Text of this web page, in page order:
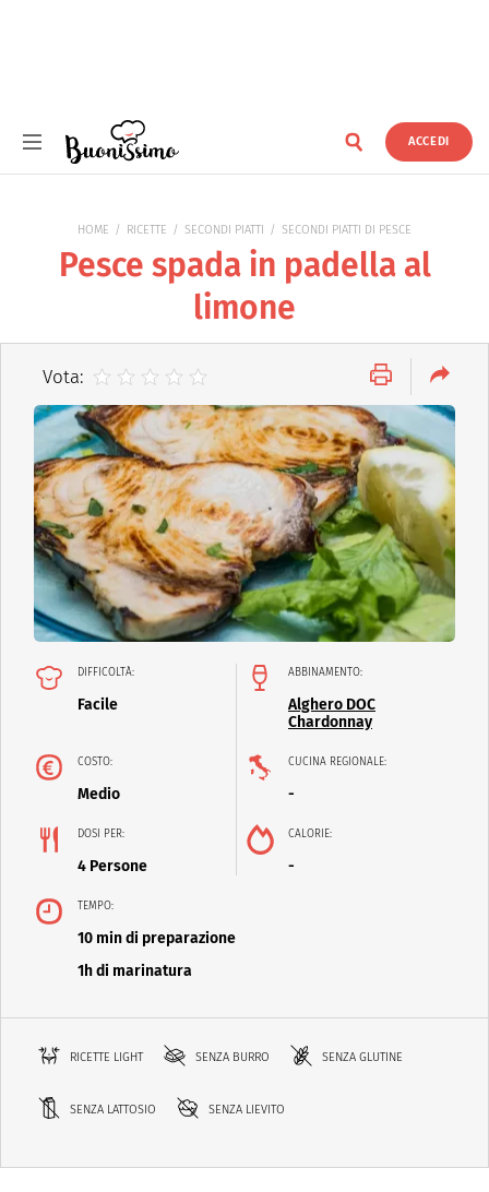
ACCEDI
HOME RICETTE SECONDI PIATTI SECONDI PIATTI DI PESCE
Pesce spada in padella al
limone
Vota:
DIFFICOLTÀ:
Facile
ABBINAMENTO:
Alghero DOC
Chardonnay
COSTO:
Medio
CUCINA REGIONALE:
-
DOSI PER:
4 Persone
CALORIE:
-
TEMPO:
10 min di preparazione
1h di marinatura
RICETTE LIGHT SENZA BURRO SENZA GLUTINE
SENZA LATTOSIO SENZA LIEVITO